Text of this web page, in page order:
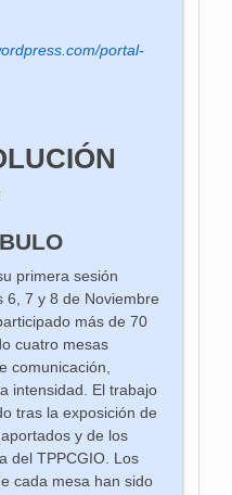
portal-
primera sesión
6, 7 y 8 de Noviembre
más de 70
cuatro mesas
comunicación,
intensidad. El trabajo
tras la exposición de
y de los
del TPPCGIO. Los
cada mesa han sido